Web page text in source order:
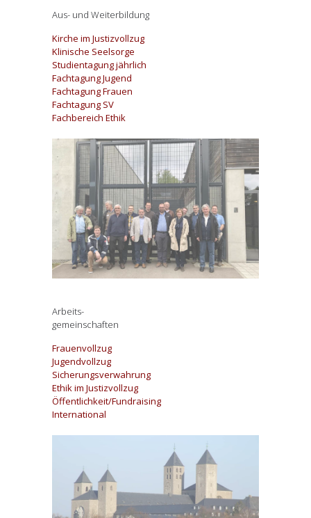
Aus- und Weiterbildung
Kirche im Justizvollzug
Klinische Seelsorge
Studientagung jährlich
Fachtagung Jugend
Fachtagung Frauen
Fachtagung SV
Fachbereich Ethik
Arbeits-
gemeinschaften
Frauenvollzug
Jugendvollzug
Sicherungsverwahrung
Ethik im Justizvollzug
Öffentlichkeit/Fundraising
International